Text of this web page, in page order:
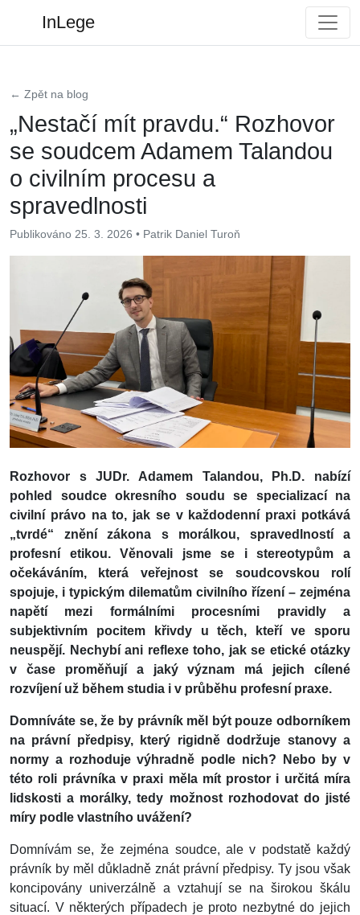
InLege
← Zpět na blog
„Nestačí mít pravdu.“ Rozhovor
se soudcem Adamem Talandou
o civilním procesu a
spravedlnosti
Publikováno 25. 3. 2026 • Patrik Daniel Turoň
Rozhovor s JUDr. Adamem Talandou, Ph.D. nabízí
pohled soudce okresního soudu se specializací na
civilní právo na to, jak se v každodenní praxi potkává
„tvrdé“ znění zákona s morálkou, spravedlností a
profesní etikou. Věnovali jsme se i stereotypům a
očekáváním, která veřejnost se soudcovskou rolí
spojuje, i typickým dilematům civilního řízení – zejména
napětí mezi formálními procesními pravidly a
subjektivním pocitem křivdy u těch, kteří ve sporu
neuspějí. Nechybí ani reflexe toho, jak se etické otázky
v čase proměňují a jaký význam má jejich cílené
rozvíjení už během studia i v průběhu profesní praxe.
Domníváte se, že by právník měl být pouze odborníkem
na právní předpisy, který rigidně dodržuje stanovy a
normy a rozhoduje výhradně podle nich? Nebo by v
této roli právníka v praxi měla mít prostor i určitá míra
lidskosti a morálky, tedy možnost rozhodovat do jisté
míry podle vlastního uvážení?
Domnívám se, že zejména soudce, ale v podstatě každý
právník by měl důkladně znát právní předpisy. Ty jsou však
koncipovány univerzálně a vztahují se na širokou škálu
situací. V některých případech je proto nezbytné do jejich